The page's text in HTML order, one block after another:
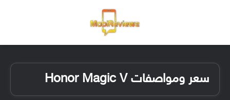
سعر ومواصفات Honor Magic V